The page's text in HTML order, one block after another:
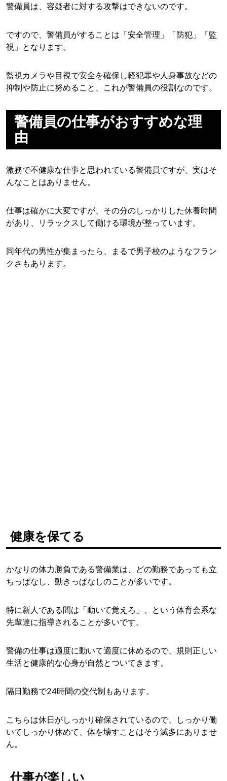
警備員は、容疑者に対する攻撃はできないのです。
ですので、警備員がすることは「安全管理」「防犯」「監
視」となります。
監視カメラや目視で安全を確保し軽犯罪や人身事故などの
抑制や防止に努めること、これが警備員の役割なのです。
警備員の仕事がおすすめな理
由
激務で不健康な仕事と思われている警備員ですが、実はそ
んなことはありません。
仕事は確かに大変ですが、その分のしっかりした休養時間
があり、リラックスして働ける環境が整っています。
同年代の男性が集まったら、まるで男子校のようなフラン
クさもあります。
健康を保てる
かなりの体力勝負である警備業は、どの勤務であっても立
ちっぱなし、動きっぱなしのことが多いです。
特に新人である間は「動いて覚えろ」、という体育会系な
先輩達に指導されることが多いです。
警備の仕事は適度に動いて適度に休めるので、規則正しい
生活と健康的な心身が自然とついてきます。
隔日勤務で24時間の交代制もあります。
こちらは休日がしっかり確保されているので、しっかり働
いてしっかり休めて、体を壊すことはそう滅多にありませ
ん。
仕事が楽しい